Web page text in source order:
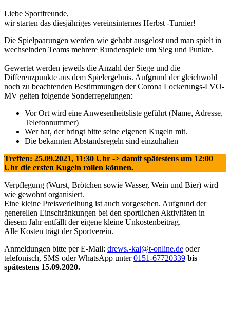
Liebe Sportfreunde,
wir starten das diesjähriges vereinsinternes Herbst -Turnier!
Die Spielpaarungen werden wie gehabt ausgelost und man spielt in
wechselnden Teams mehrere Rundenspiele um Sieg und Punkte.
Gewertet werden jeweils die Anzahl der Siege und die
Differenzpunkte aus dem Spielergebnis. Aufgrund der gleichwohl
noch zu beachtenden Bestimmungen der Corona Lockerungs-LVO-
MV gelten folgende Sonderregelungen:
Vor Ort wird eine Anwesenheitsliste geführt (Name, Adresse,
Telefonnummer)
Wer hat, der bringt bitte seine eigenen Kugeln mit.
Die bekannten Abstandsregeln sind einzuhalten
Treffen: 25.09.2021, 11:30 Uhr -> damit spätestens um 12:00
Uhr die ersten Kugeln rollen können.
Verpflegung (Wurst, Brötchen sowie Wasser, Wein und Bier) wird
wie gewohnt organisiert.
Eine kleine Preisverleihung ist auch vorgesehen. Aufgrund der
generellen Einschränkungen bei den sportlichen Aktivitäten in
diesem Jahr entfällt der eigene kleine Unkostenbeitrag.
Alle Kosten trägt der Sportverein.
Anmeldungen bitte per E-Mail: drews.-kai@t-online.de oder
telefonisch, SMS oder WhatsApp unter0151-67720339 bis
spätestens 15.09.2020.